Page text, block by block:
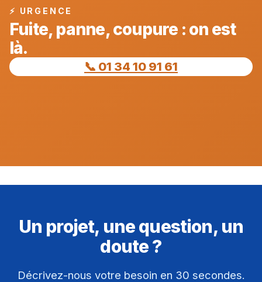
⚡ URGENCE
Fuite, panne, coupure : on est
là.
📞 01 34 10 91 61
Un projet, une question, un
doute ?
Décrivez-nous votre besoin en 30 secondes.